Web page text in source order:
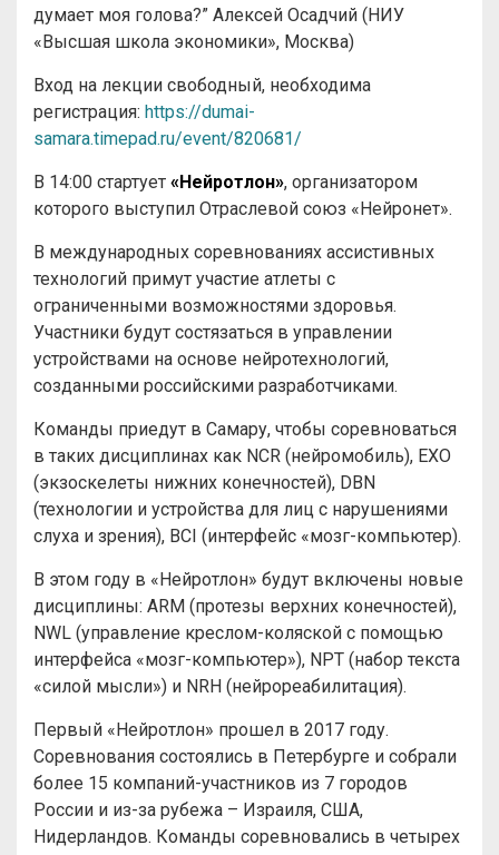
думает моя голова?” Алексей Осадчий (НИУ
«Высшая школа экономики», Москва)
Вход на лекции свободный, необходима
регистрация: https://dumai-
samara.timepad.ru/event/820681/
В 14:00 стартует «Нейротлон», организатором
которого выступил Отраслевой союз «Нейронет».
В международных соревнованиях ассистивных
технологий примут участие атлеты с
ограниченными возможностями здоровья.
Участники будут состязаться в управлении
устройствами на основе нейротехнологий,
созданными российскими разработчиками.
Команды приедут в Самару, чтобы соревноваться
в таких дисциплинах как NCR (нейромобиль), EXO
(экзоскелеты нижних конечностей), DBN
(технологии и устройства для лиц с нарушениями
слуха и зрения), BCI (интерфейс «мозг-компьютер).
В этом году в «Нейротлон» будут включены новые
дисциплины: ARM (протезы верхних конечностей),
NWL (управление креслом-коляской с помощью
интерфейса «мозг-компьютер»), NPT (набор текста
«силой мысли») и NRH (нейрореабилитация).
Первый «Нейротлон» прошел в 2017 году.
Соревнования состоялись в Петербурге и собрали
более 15 компаний-участников из 7 городов
России и из-за рубежа – Израиля, США,
Нидерландов. Команды соревновались в четырех